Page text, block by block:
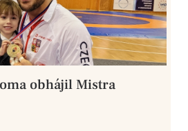
obhájil Mistra